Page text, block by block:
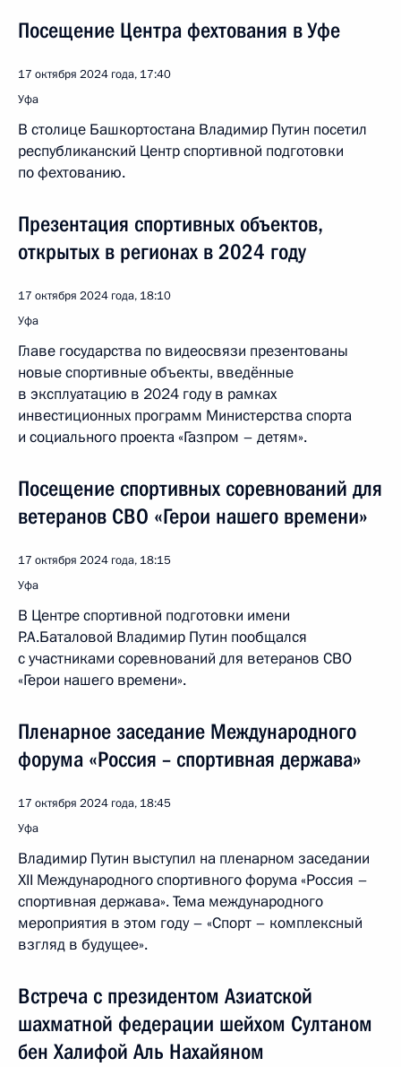
Посещение Центра фехтования в Уфе
17 октября 2024 года, 17:40
Уфа
В столице Башкортостана Владимир Путин посетил
республиканский Центр спортивной подготовки
по фехтованию.
Презентация спортивных объектов,
открытых в регионах в 2024 году
17 октября 2024 года, 18:10
Уфа
Главе государства по видеосвязи презентованы
новые спортивные объекты, введённые
в эксплуатацию в 2024 году в рамках
инвестиционных программ Министерства спорта
и социального проекта «Газпром – детям».
Посещение спортивных соревнований для
ветеранов СВО «Герои нашего времени»
17 октября 2024 года, 18:15
Уфа
В Центре спортивной подготовки имени
Р.А.Баталовой Владимир Путин пообщался
с участниками соревнований для ветеранов СВО
«Герои нашего времени».
Пленарное заседание Международного
форума «Россия – спортивная держава»
17 октября 2024 года, 18:45
Уфа
Владимир Путин выступил на пленарном заседании
XII Международного спортивного форума «Россия –
спортивная держава». Тема международного
мероприятия в этом году – «Спорт – комплексный
взгляд в будущее».
Встреча с президентом Азиатской
шахматной федерации шейхом Султаном
бен Халифой Аль Нахайяном